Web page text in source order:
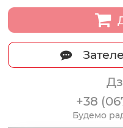
+38
Будемо